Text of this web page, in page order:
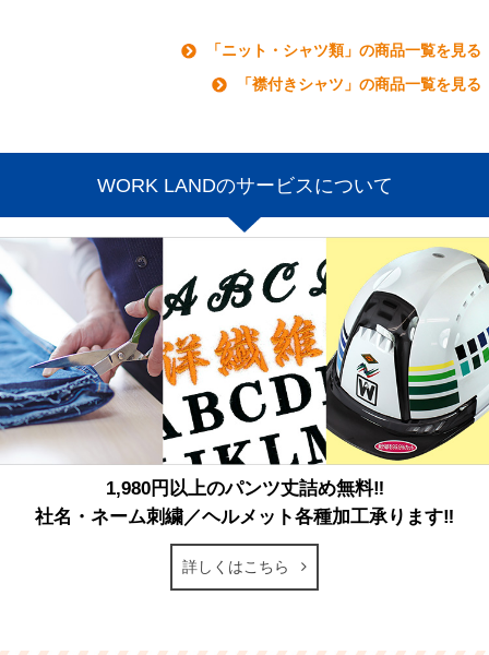
「ニット・シャツ類」の商品一覧を見る
「襟付きシャツ」の商品一覧を見る
WORK LANDのサービスについて
1,980円以上のパンツ丈詰め無料‼
社名・ネーム刺繍／ヘルメット各種加工承ります‼
詳しくはこちら